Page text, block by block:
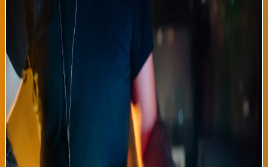
Durante este mes de agosto, los festivales del País Vasco están
experimentando un fenómeno musical sin precedentes: la fusión
de salsa tradicional con ritmos electrónicos, crear lo que
expertos han denominado 'Salsa Tech'. Eventos como SalsaFest
Bilbao, Ritmo Donostia y la Noche de Verano de Getxo están
presentando artistas como Grupo Sálsero Digital, Los
Electrónicos del Barrio y Ritmo Máquina, que mezclan trompetas
vivas con sintetizadores y beats de música electrónica de danza.
Esta tendencia ha revolucionado completamente la forma en
que la audiencia vasca disfruta de la música latina, atrayendo
tanto a puristas de la salsa como a amantes de la música
electrónica. La salsa ha sido durante décadas un pilar